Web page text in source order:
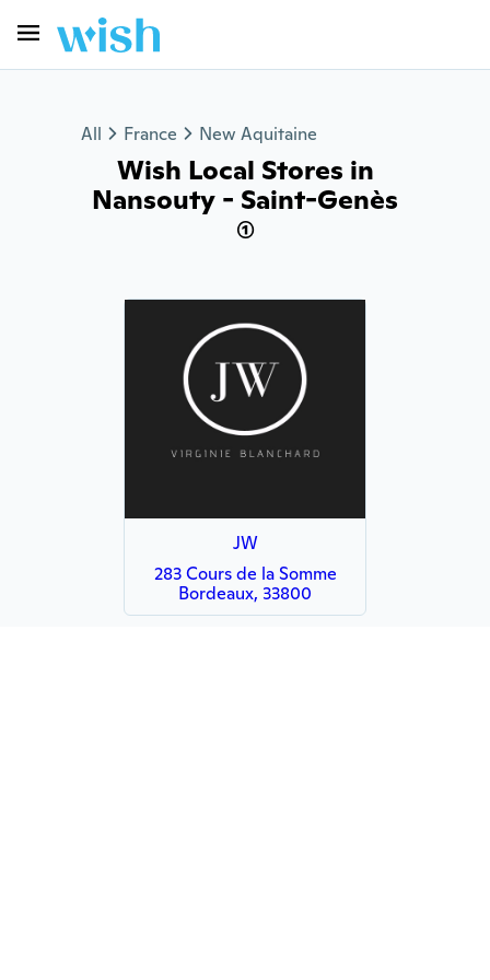
All France New Aquitaine
Wish Local Stores in
Nansouty - Saint-Genès
(1)
JW
283 Cours de la Somme
Bordeaux, 33800